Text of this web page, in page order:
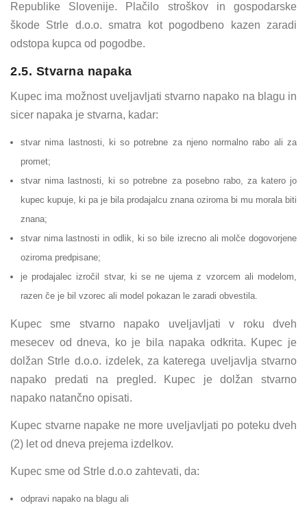
Republike Slovenije. Plačilo stroškov in gospodarske
škode Strle d.o.o. smatra kot pogodbeno kazen zaradi
odstopa kupca od pogodbe.
2.5. Stvarna napaka
Kupec ima možnost uveljavljati stvarno napako na blagu in
sicer napaka je stvarna, kadar:
stvar nima lastnosti, ki so potrebne za njeno normalno rabo ali za
promet;
stvar nima lastnosti, ki so potrebne za posebno rabo, za katero jo
kupec kupuje, ki pa je bila prodajalcu znana oziroma bi mu morala biti
znana;
stvar nima lastnosti in odlik, ki so bile izrecno ali molče dogovorjene
oziroma predpisane;
je prodajalec izročil stvar, ki se ne ujema z vzorcem ali modelom,
razen če je bil vzorec ali model pokazan le zaradi obvestila.
Kupec sme stvarno napako uveljavljati v roku dveh
mesecev od dneva, ko je bila napaka odkrita. Kupec je
dolžan Strle d.o.o. izdelek, za katerega uveljavlja stvarno
napako predati na pregled. Kupec je dolžan stvarno
napako natančno opisati.
Kupec stvarne napake ne more uveljavljati po poteku dveh
(2) let od dneva prejema izdelkov.
Kupec sme od Strle d.o.o zahtevati, da:
odpravi napako na blagu ali